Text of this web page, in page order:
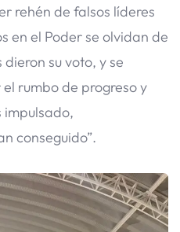
rehén de falsos líderes
en el Poder se olvidan de
su voto, y se
rumbo de progreso y
impulsado,
conseguido”.